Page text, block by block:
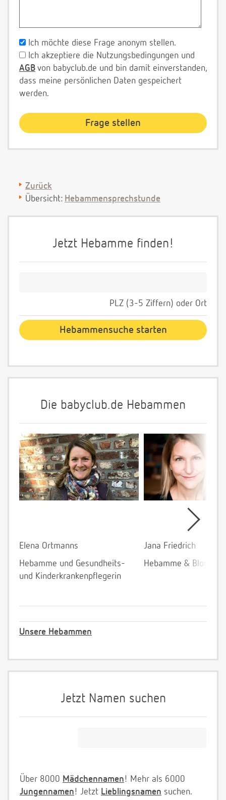
Ich möchte diese Frage anonym stellen.
Ich akzeptiere die Nutzungsbedingungen und
AGB von babyclub.de und bin damit einverstanden,
dass meine persönlichen Daten gespeichert
werden.
Zurück
Übersicht: Hebammensprechstunde
Jetzt Hebamme finden!
PLZ (3-5 Ziffern) oder Ort
Die babyclub.de Hebammen
Elena Ortmanns
Hebamme und Gesundheits-
und Kinderkrankenpflegerin
Jana Friedrich
Hebamme &
Unsere Hebammen
Jetzt Namen suchen
Über 8000 Mädchennamen! Mehr als 6000
Jungennamen! Jetzt Lieblingsnamen suchen.